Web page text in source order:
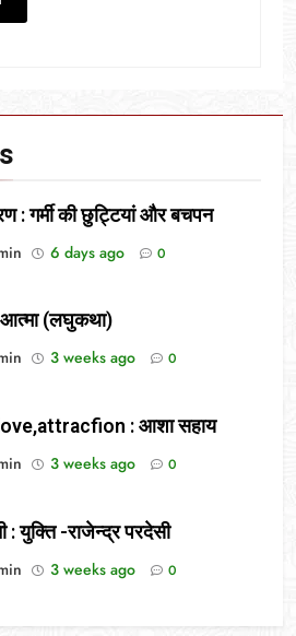
: गर्मी की छुट्टियां और बचपन
6 days ago 0
(लघुकथा)
3 weeks ago 0
: आशा सहाय
3 weeks ago 0
: युक्ति -राजेन्द्र परदेसी
3 weeks ago 0